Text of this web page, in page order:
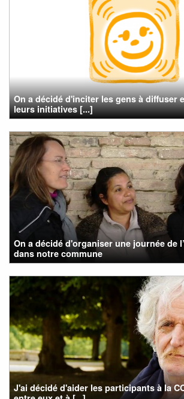
On a décidé d'inciter les gens à diffuser
leurs initiatives [...]
On a décidé d'organiser une journée de
dans notre commune
J'ai décidé d'aider les participants à la